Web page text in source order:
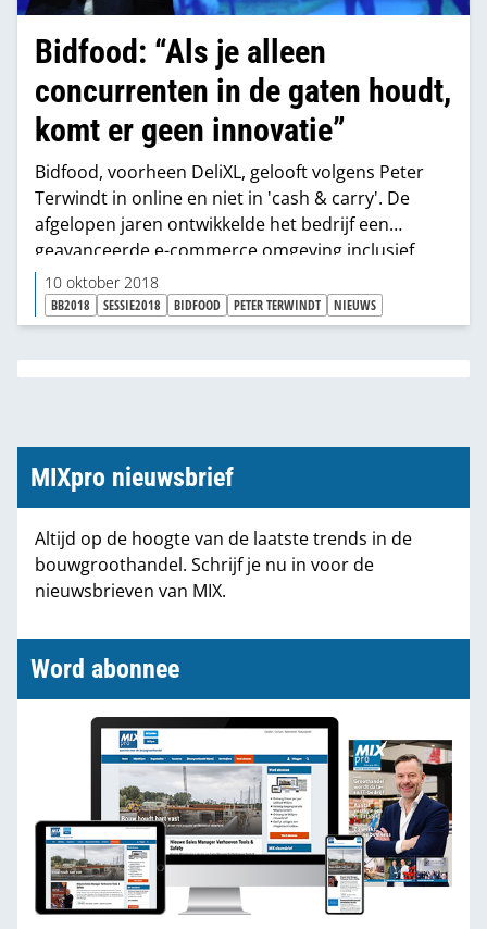
Bidfood: “Als je alleen
concurrenten in de gaten houdt,
komt er geen innovatie”
Bidfood, voorheen DeliXL, gelooft volgens Peter
Terwindt in online en niet in 'cash & carry'. De
afgelopen jaren ontwikkelde het bedrijf een
geavanceerde e-commerce omgeving inclusief
platformfunctie.
10 oktober 2018
BB2018 SESSIE2018 BIDFOOD PETER TERWINDT NIEUWS
MIXpro nieuwsbrief
Altijd op de hoogte van de laatste trends in de
bouwgroothandel. Schrijf je nu in voor de
nieuwsbrieven van MIX.
Word abonnee